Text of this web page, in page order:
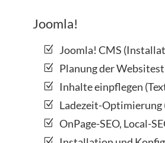
Joomla!
Joomla! CMS
Planung der
Inhalte einpflegen
Ladezeit-Optimierung
OnPage-SEO, Local-